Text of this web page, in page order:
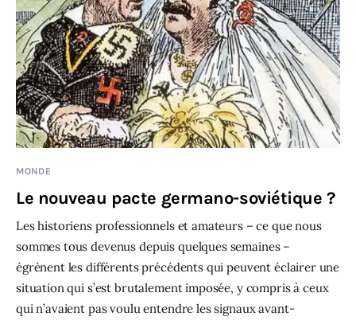
MONDE
Le nouveau pacte germano-soviétique ?
Les historiens professionnels et amateurs – ce que nous
sommes tous devenus depuis quelques semaines –
égrènent les différents précédents qui peuvent éclairer une
situation qui s’est brutalement imposée, y compris à ceux
qui n’avaient pas voulu entendre les signaux avant-